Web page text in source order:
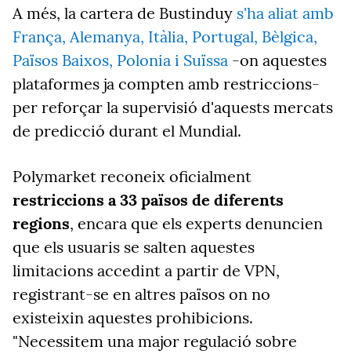
A més, la cartera de Bustinduy s'ha aliat amb
França, Alemanya, Itàlia, Portugal, Bèlgica,
Països Baixos, Polonia i Suïssa -on aquestes
plataformes ja compten amb restriccions-
per reforçar la supervisió d'aquests mercats
de predicció durant el Mundial.
Polymarket reconeix oficialment
restriccions a 33 països de diferents
regions, encara que els experts denuncien
que els usuaris se salten aquestes
limitacions accedint a partir de VPN,
registrant-se en altres països on no
existeixin aquestes prohibicions.
"Necessitem una major regulació sobre